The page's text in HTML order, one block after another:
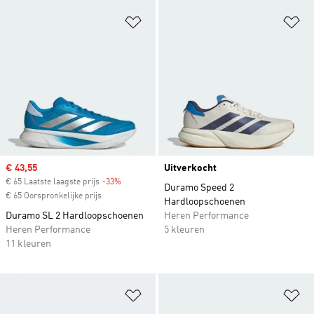
Sale price
€ 43,55
€ 65 Laatste laagste prijs -33%
€ 65 Oorspronkelijke prijs
Duramo SL 2 Hardloopschoenen
Heren Performance
11 kleuren
Uitverkocht
Duramo Speed 2
Hardloopschoenen
Heren Performance
5 kleuren